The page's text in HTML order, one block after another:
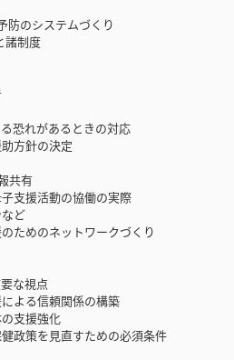
のシステムづくり
制度
れがあるときの対応
針の決定
共有
援活動の協働の実際
ど
のネットワークづくり
な視点
る信頼関係の構築
援強化
を見直すための必須条件